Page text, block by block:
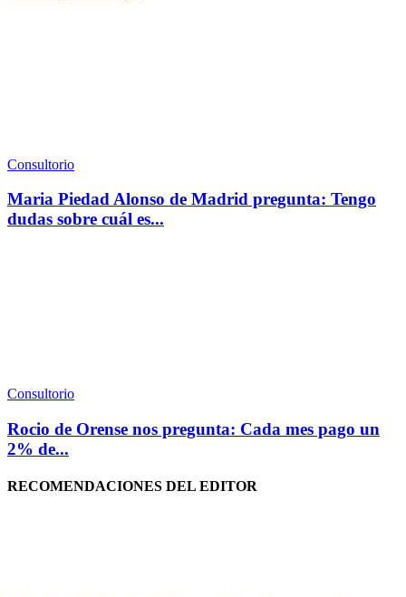
Consultorio
Maria Piedad Alonso de Madrid pregunta: Tengo
dudas sobre cuál es...
Consultorio
Rocio de Orense nos pregunta: Cada mes pago un
2% de...
RECOMENDACIONES DEL EDITOR